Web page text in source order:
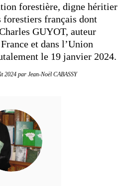
forestière, digne héritier
forestiers français dont
GUYOT, auteur
et dans l’Union
le 19 janvier 2024.
2024 parJean-Noël CABASSY